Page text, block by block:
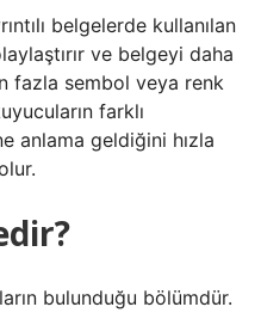
belgelerde kullanılan
ve belgeyi daha
fazla sembol veya renk
farklı
anlama geldiğini hızla
bulunduğu bölümdür.